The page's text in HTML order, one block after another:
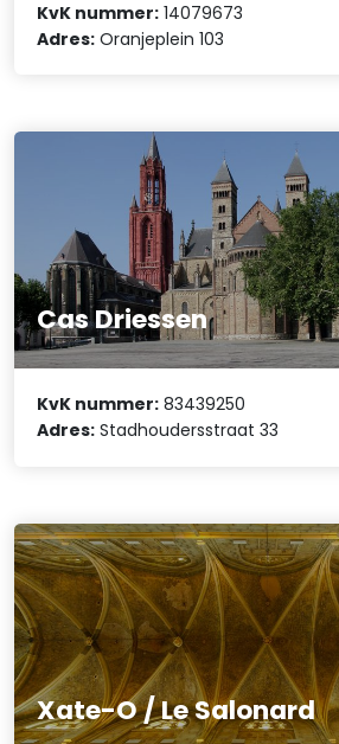
KvK nummer: 14079673
Adres: Oranjeplein 103
Cas Driessen
KvK nummer: 83439250
Adres: Stadhoudersstraat 33
Xate-O / Le Salonard